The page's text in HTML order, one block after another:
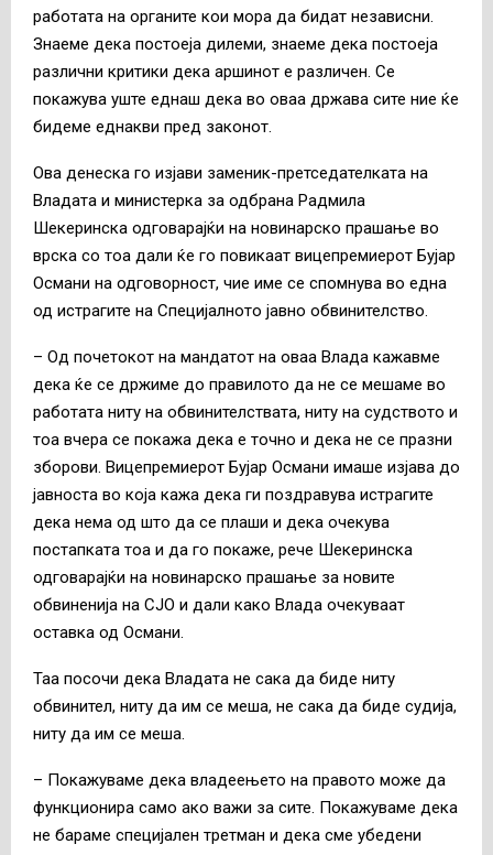
работата на органите кои мора да бидат независни.
Знаеме дека постоеја дилеми, знаеме дека постоеја
различни критики дека аршинот е различен. Се
покажува уште еднаш дека во оваа држава сите ние ќе
бидеме еднакви пред законот.
Ова денеска го изјави заменик-претседателката на
Владата и министерка за одбрана Радмила
Шекеринска одговарајќи на новинарско прашање во
врска со тоа дали ќе го повикаат вицепремиерот Бујар
Османи на одговорност, чие име се спомнува во една
од истрагите на Специјалното јавно обвинителство.
– Од почетокот на мандатот на оваа Влада кажавме
дека ќе се држиме до правилото да не се мешаме во
работата ниту на обвинителствата, ниту на судството и
тоа вчера се покажа дека е точно и дека не се празни
зборови. Вицепремиерот Бујар Османи имаше изјава до
јавноста во која кажа дека ги поздравува истрагите
дека нема од што да се плаши и дека очекува
постапката тоа и да го покаже, рече Шекеринска
одговарајќи на новинарско прашање за новите
обвиненија на СЈО и дали како Влада очекуваат
оставка од Османи.
Таа посочи дека Владата не сака да биде ниту
обвинител, ниту да им се меша, не сака да биде судија,
ниту да им се меша.
– Покажуваме дека владеењето на правото може да
функционира само ако важи за сите. Покажуваме дека
не бараме специјален третман и дека сме убедени